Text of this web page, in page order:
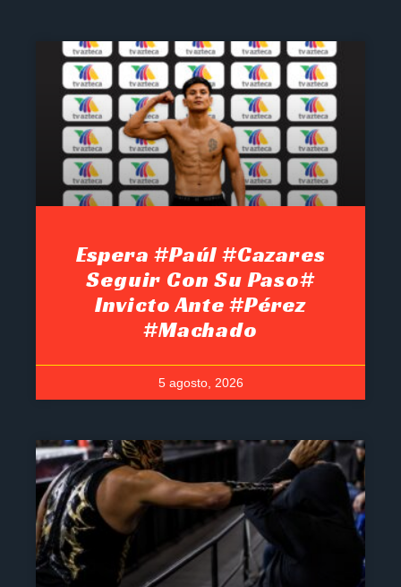
Espera #Paúl #Cazares
Seguir Con Su Paso#
Invicto Ante #Pérez
#Machado
5 agosto, 2026